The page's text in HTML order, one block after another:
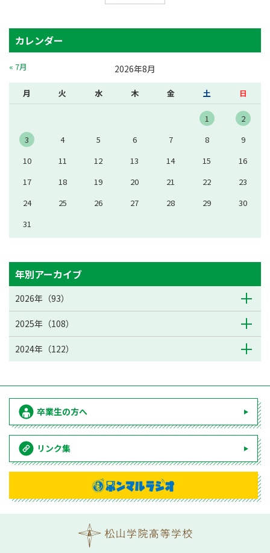
カレンダー
2026年8月
月 火 水 木 金 土 日
1
2
3
4 5 6 7 8
9
10
11 12 13 14 15
16
17
18 19 20 21 22
23
24
25 26 27 28 29
30
31
« 7月
年別アーカイブ
2026年（93）
2025年（108）
2024年（122）
卒業生の方へ
リンク集